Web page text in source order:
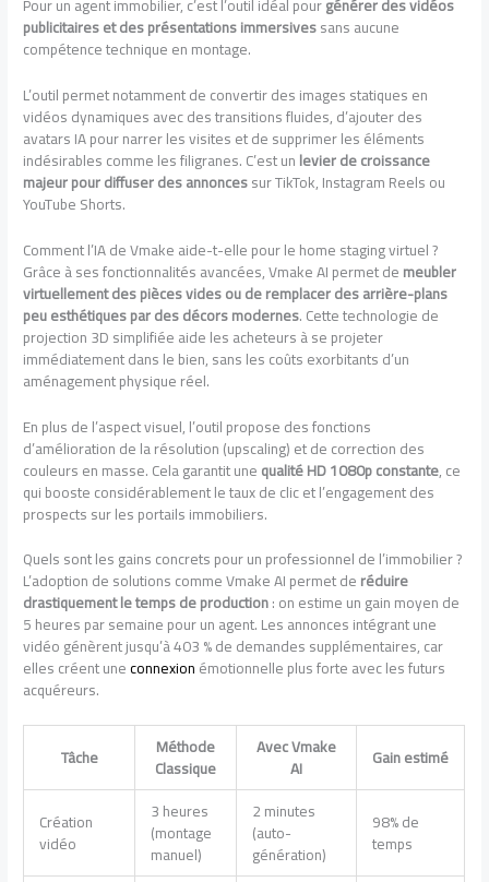
publicitaires et des présentations immersivessans aucune
compétence technique en montage.
L’outil permet notamment de convertir des images statiques en
vidéos dynamiques avec des transitions fluides, d’ajouter des
avatars IA pour narrer les visites et de supprimer les éléments
indésirables comme les filigranes. C’est unlevier de croissance
majeur pour diffuser des annoncessur TikTok, Instagram Reels ou
YouTube Shorts.
Comment l’IA de Vmake aide-t-elle pour le home staging virtuel ?
Grâce à ses fonctionnalités avancées, Vmake AI permet demeubler
virtuellement des pièces vides ou de remplacer des arrière-plans
peu esthétiques par des décors modernes. Cette technologie de
projection 3D simplifiée aide les acheteurs à se projeter
immédiatement dans le bien, sans les coûts exorbitants d’un
aménagement physique réel.
En plus de l’aspect visuel, l’outil propose des fonctions
d’amélioration de la résolution (upscaling) et de correction des
couleurs en masse. Cela garantit unequalité HD 1080p constante, ce
qui booste considérablement le taux de clic et l’engagement des
prospects sur les portails immobiliers.
Quels sont les gains concrets pour un professionnel de l’immobilier ?
L’adoption de solutions comme Vmake AI permet deréduire
drastiquement le temps de production: on estime un gain moyen de
5 heures par semaine pour un agent. Les annonces intégrant une
vidéo génèrent jusqu’à 403 % de demandes supplémentaires, car
elles créent uneconnexionémotionnelle plus forte avec les futurs
acquéreurs.
Tâche Méthode
Classique
Avec Vmake
AI Gain estimé
Création
vidéo
3 heures
(montage
manuel)
2 minutes
(auto-
génération)
98% de
temps